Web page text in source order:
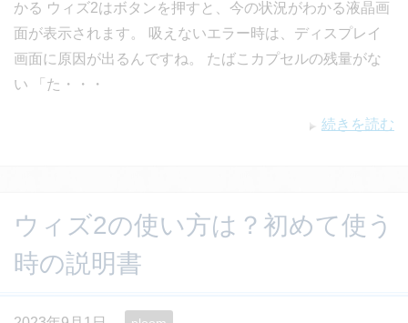
かる ウィズ2はボタンを押すと、今の状況がわかる液晶画
面が表示されます。 吸えないエラー時は、ディスプレイ
画面に原因が出るんですね。 たばこカプセルの残量がな
い 「た・・・
続きを読む
ウィズ2の使い方は？初めて使う
時の説明書